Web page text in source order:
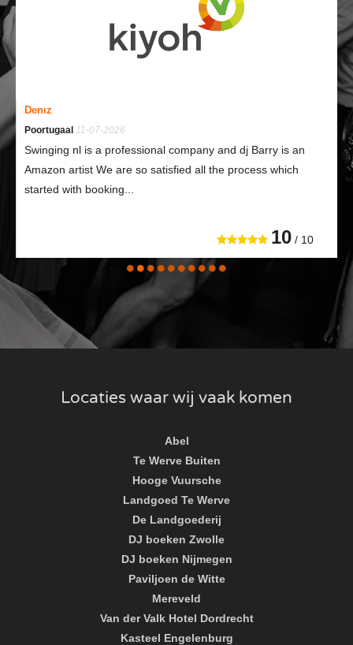
Denız
Poortugaal 11-07-2026
Swinging nl is a professional company and dj Barry is an
Amazon artist We are so satisfied all the process which
started with booking...
10 / 10
Locaties waar wij vaak komen
Abel
Te Werve Buiten
Hooge Vuursche
Landgoed Te Werve
De Landgoederij
DJ boeken Zwolle
DJ boeken Nijmegen
Paviljoen de Witte
Mereveld
Van der Valk Hotel Dordrecht
Kasteel Engelenburg